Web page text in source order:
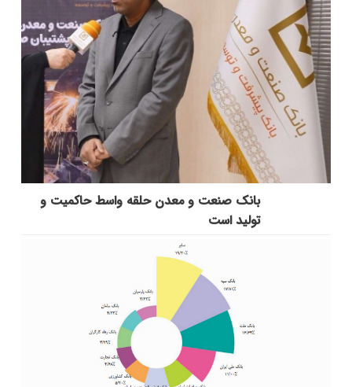
بانك صنعت و معدن حلقه واسط حاكمیت و
تولید است